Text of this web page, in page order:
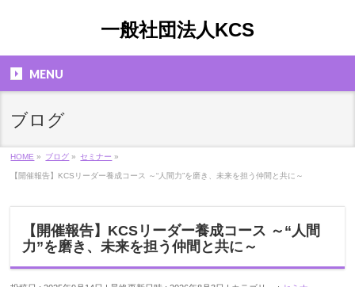
一般社団法人KCS
MENU
ブログ
HOME » ブログ » セミナー »
【開催報告】KCSリーダー養成コース ～“人間力”を磨き、未来を担う仲間と共に～
【開催報告】KCSリーダー養成コース ～“人間
力”を磨き、未来を担う仲間と共に～